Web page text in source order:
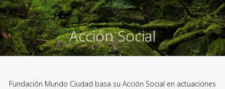
Acción Social
Fundación Mundo Ciudad basa su Acción Social en actuaciones